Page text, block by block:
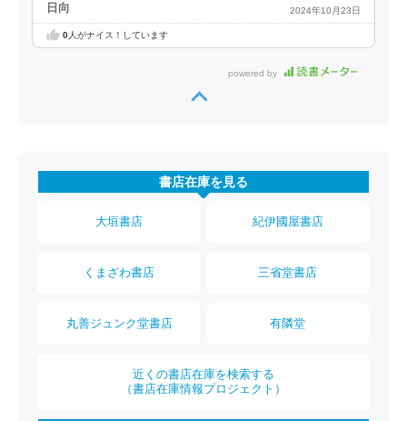
日向 2024年10月23日
0人がナイス！しています
powered by
書店在庫を見る
大垣書店 紀伊國屋書店
くまざわ書店 三省堂書店
丸善ジュンク堂書店 有隣堂
近くの書店在庫を検索する
（書店在庫情報プロジェクト）